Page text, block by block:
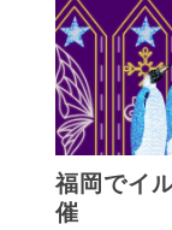
福岡でイ
催